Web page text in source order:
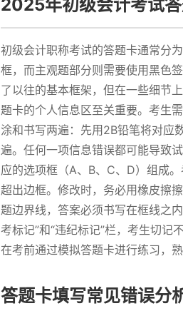
2025年初级会计考试
初级会计职称考试的答题卡通常分
框，而主观题部分则需要使用黑色
了以往的基本框架，但在一些细节
题卡的个人信息区至关重要。考生
涂和书写两遍：先用2B铅笔将对应
遍。任何一项信息错误都可能导致
应的选项框（A、B、C、D）组成
超出边框。修改时，务必用橡皮擦
题边界线，答案必须书写在框线之
考标记”和“违纪标记”栏，考生切
在考前通过模拟答题卡进行练习，
答题卡填写常见错误分